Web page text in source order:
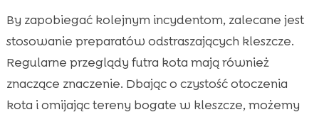
By zapobiegać kolejnym incydentom, zalecane jest
stosowanie preparatów odstraszających kleszcze.
Regularne przeglądy futra kota mają również
znaczące znaczenie. Dbając o czystość otoczenia
kota i omijając tereny bogate w kleszcze, możemy